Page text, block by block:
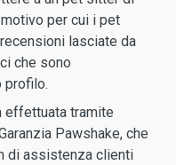
per cui i pet
lasciate da
che sono
profilo.
effettuata tramite
Pawshake, che
di assistenza clienti